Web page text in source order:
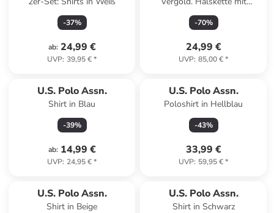
-37%
ab: 24,99 €
UVP: 39,95 €*
Edelsteinen - (L)37 cm
-70%
24,99 €
UVP: 85,00 €*
U.S. Polo Assn.
Shirt in Blau
-39%
ab: 14,99 €
UVP: 24,95 €*
U.S. Polo Assn.
Poloshirt in Hellblau
-43%
33,99 €
UVP: 59,95 €*
U.S. Polo Assn.
Shirt in Beige
U.S. Polo Assn.
Shirt in Schwarz